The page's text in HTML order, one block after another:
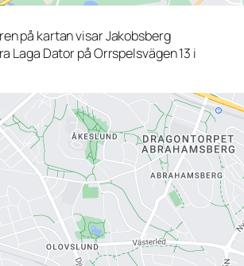
på kartan visar Jakobsberg
Laga Dator på Orrspelsvägen 13 i